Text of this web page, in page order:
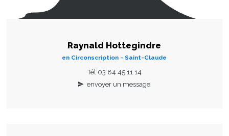
Raynald Hottegindre
en Circonscription - Saint-Claude
Tél 03 84 45 11 14
envoyer un message